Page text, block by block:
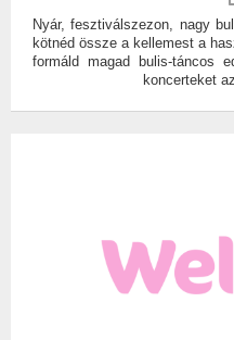
Nyár, fesztiválszezon, nagy
kötnéd össze a kellemest a
formáld magad bulis-táncos
koncerteket